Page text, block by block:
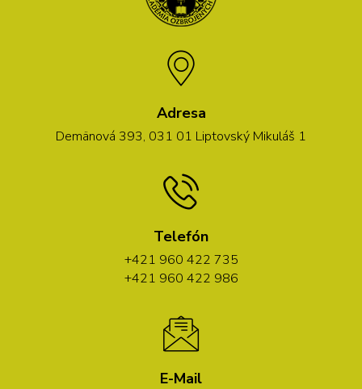
Adresa
Demänová 393, 031 01 Liptovský Mikuláš 1
Telefón
+421 960 422 735
+421 960 422 986
E-Mail